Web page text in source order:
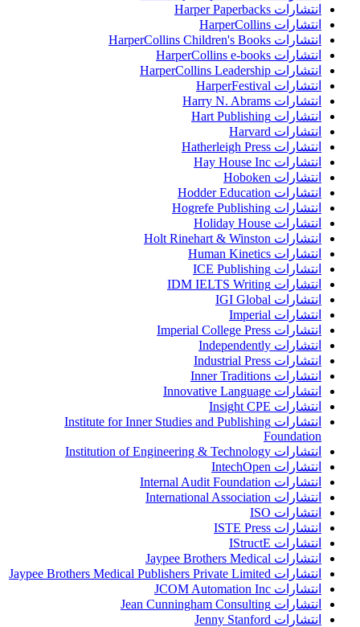
انتشارات Harper Paperbacks
انتشارات HarperCollins
انتشارات HarperCollins Children's Books
انتشارات HarperCollins e-books
انتشارات HarperCollins Leadership
انتشارات HarperFestival
انتشارات Harry N. Abrams
انتشارات Hart Publishing
انتشارات Harvard
انتشارات Hatherleigh Press
انتشارات Hay House Inc
انتشارات Hoboken
انتشارات Hodder Education
انتشارات Hogrefe Publishing
انتشارات Holiday House
انتشارات Holt Rinehart & Winston
انتشارات Human Kinetics
انتشارات ICE Publishing
انتشارات IDM IELTS Writing
انتشارات IGI Global
انتشارات Imperial
انتشارات Imperial College Press
انتشارات Independently
انتشارات Industrial Press
انتشارات Inner Traditions
انتشارات Innovative Language
انتشارات Insight CPE
انتشارات Institute for Inner Studies and Publishing
Foundation
انتشارات Institution of Engineering & Technology
انتشارات IntechOpen
انتشارات Internal Audit Foundation
انتشارات International Association
انتشارات ISO
انتشارات ISTE Press
انتشارات IStructE
انتشارات Jaypee Brothers Medical
انتشارات Jaypee Brothers Medical Publishers Private Limited
انتشارات JCOM Automation Inc
انتشارات Jean Cunningham Consulting
انتشارات Jenny Stanford